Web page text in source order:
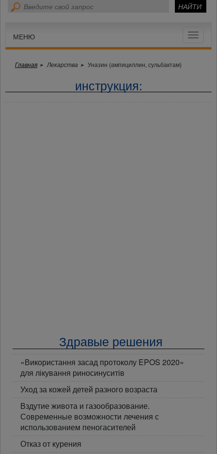
Toggle
МЕНЮ
Главная Лекарства Уназин (ампициллин, сульбактам)
инструкция:
Здравые решения
«Використання засад протоколу EPOS 2020»
для лікування риносинуситів
Уход за кожей детей разного возраста
Вздутие живота и газообразование.
Современные возможности лечения с
использованием пеногасителей
Отказ от курения